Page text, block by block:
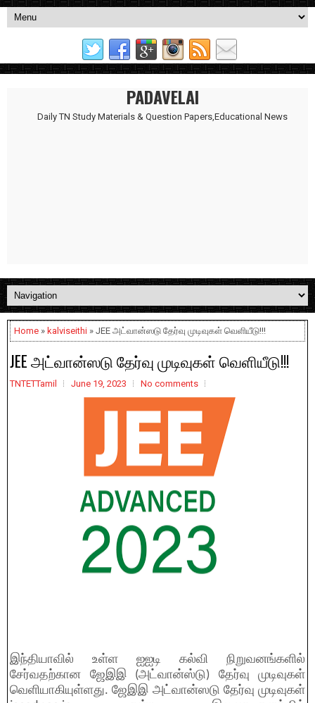
PADAVELAI
Daily TN Study Materials & Question Papers,Educational News
Home » kalviseithi » JEE அட்வான்ஸடு தேர்வு முடிவுகள் வெளியீடு!!!
JEE அட்வான்ஸடு தேர்வு முடிவுகள் வெளியீடு!!!
TNTETTamil June 19, 2023 No comments
இந்தியாவில் உள்ள ஐஐடி கல்வி நிறுவனங்களில்
சேர்வதற்கான ஜேஇஇ (அட்வான்ஸ்டு) தேர்வு முடிவுகள்
வெளியாகியுள்ளது. ஜேஇஇ அட்வான்ஸடு தேர்வு முடிவுகள்